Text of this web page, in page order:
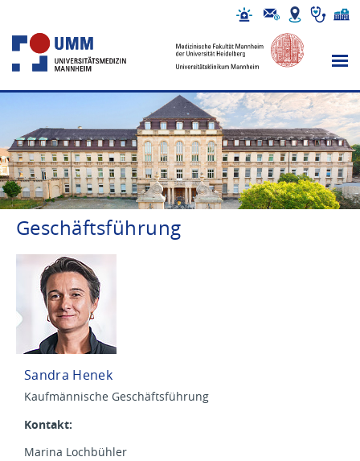
Geschäftsführung
Sandra Henek
Kaufmännische Geschäftsführung
Kontakt:
Marina Lochbühler